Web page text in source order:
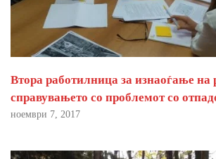
Втора работилница за изнаоѓање на
справувањето со проблемот со
ноември 7, 2017